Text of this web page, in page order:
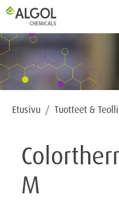
Etusivu Tuotteet &
M